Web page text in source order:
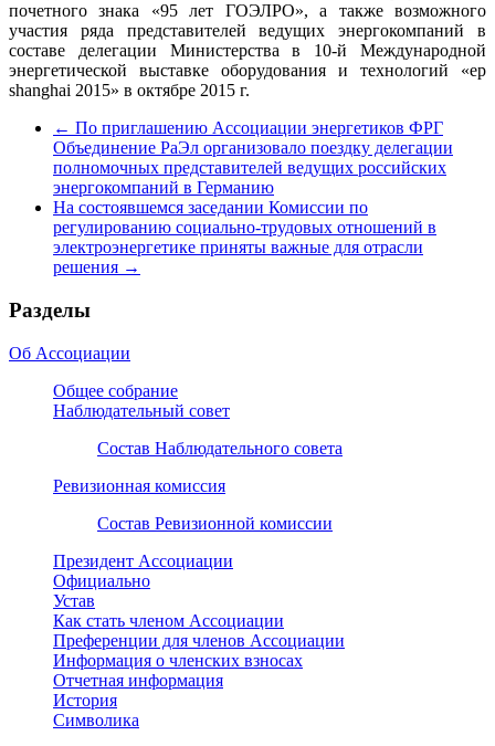
почетного знака «95 лет ГОЭЛРО», а также возможного
участия ряда представителей ведущих энергокомпаний в
составе делегации Министерства в 10-й Международной
энергетической выставке оборудования и технологий «ep
shanghai 2015» в октябре 2015 г.
← По приглашению Ассоциации энергетиков ФРГ
Объединение РаЭл организовало поездку делегации
полномочных представителей ведущих российских
энергокомпаний в Германию
На состоявшемся заседании Комиссии по
регулированию социально-трудовых отношений в
электроэнергетике приняты важные для отрасли
решения →
Разделы
Об Ассоциации
Общее собрание
Наблюдательный совет
Состав Наблюдательного совета
Ревизионная комиссия
Состав Ревизионной комиссии
Президент Ассоциации
Официально
Устав
Как стать членом Ассоциации
Преференции для членов Ассоциации
Информация о членских взносах
Отчетная информация
История
Символика